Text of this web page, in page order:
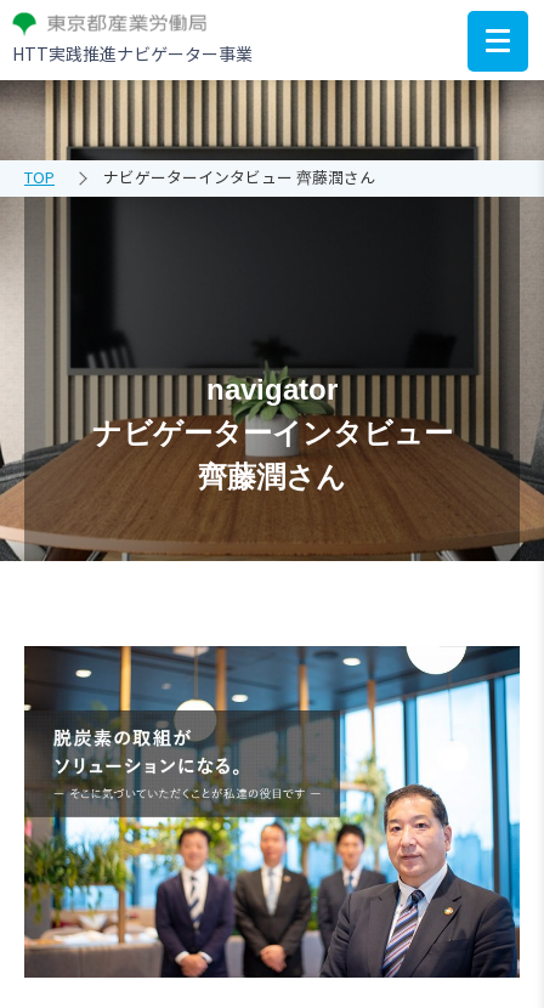
TOP ナビゲーターインタビュー 齊藤潤さん
navigator
ナビゲーターインタビュー
齊藤潤さん
HTT実践推進ナビゲーター事業